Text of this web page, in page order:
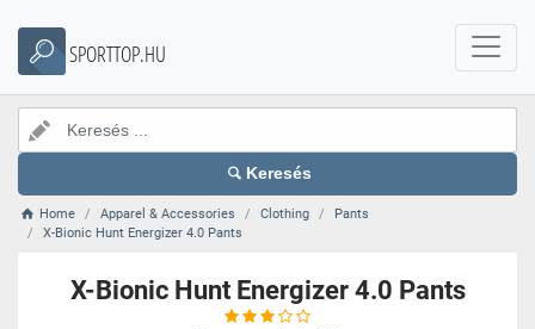
SPORTTOP.HU
Keresés
Home Apparel & Accessories Clothing
Pants
X-Bionic Hunt Energizer 4.0 Pants
X-Bionic Hunt Energizer 4.0 Pants